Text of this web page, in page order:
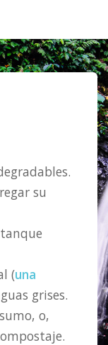
su
(una
grises.
o,